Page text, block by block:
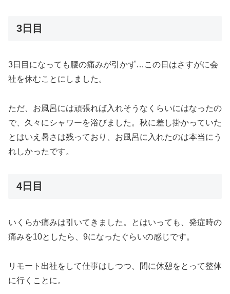
3日目
3日目になっても腰の痛みが引かず…この日はさすがに会
社を休むことにしました。
ただ、お風呂には頑張れば入れそうなくらいにはなったの
で、久々にシャワーを浴びました。秋に差し掛かっていた
とはいえ暑さは残っており、お風呂に入れたのは本当にう
れしかったです。
4日目
いくらか痛みは引いてきました。とはいっても、発症時の
痛みを10としたら、9になったぐらいの感じです。
リモート出社をして仕事はしつつ、間に休憩をとって整体
に行くことに。